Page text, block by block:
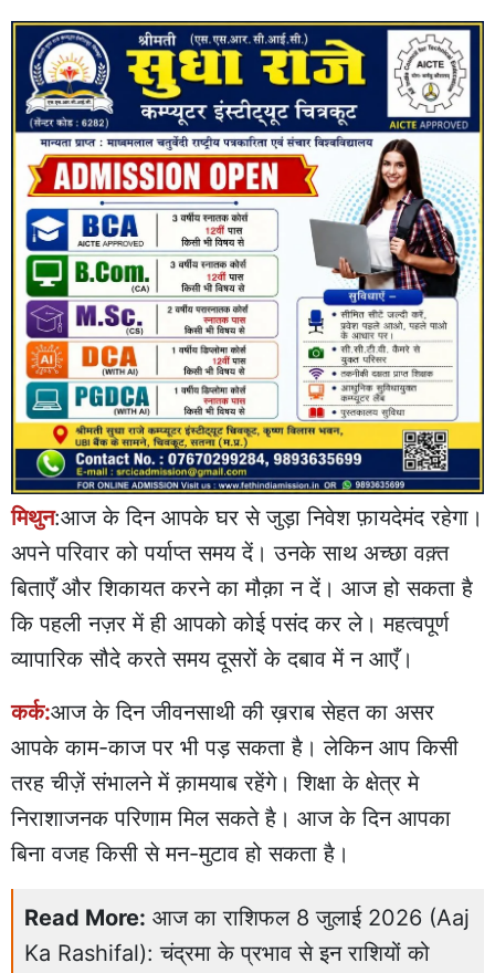
मिथुन:आज के दिन आपके घर से जुड़ा निवेश फ़ायदेमंद रहेगा।
अपने परिवार को पर्याप्त समय दें। उनके साथ अच्छा वक़्त
बिताएँ और शिकायत करने का मौक़ा न दें। आज हो सकता है
कि पहली नज़र में ही आपको कोई पसंद कर ले। महत्वपूर्ण
व्यापारिक सौदे करते समय दूसरों के दबाव में न आएँ।
कर्क:आज के दिन जीवनसाथी की ख़राब सेहत का असर
आपके काम-काज पर भी पड़ सकता है। लेकिन आप किसी
तरह चीज़ें संभालने में क़ामयाब रहेंगे। शिक्षा के क्षेत्र मे
निराशाजनक परिणाम मिल सकते है। आज के दिन आपका
बिना वजह किसी से मन-मुटाव हो सकता है।
Read More: आज का राशिफल 8 जुलाई 2026 (Aaj
Ka Rashifal): चंद्रमा के प्रभाव से इन राशियों को